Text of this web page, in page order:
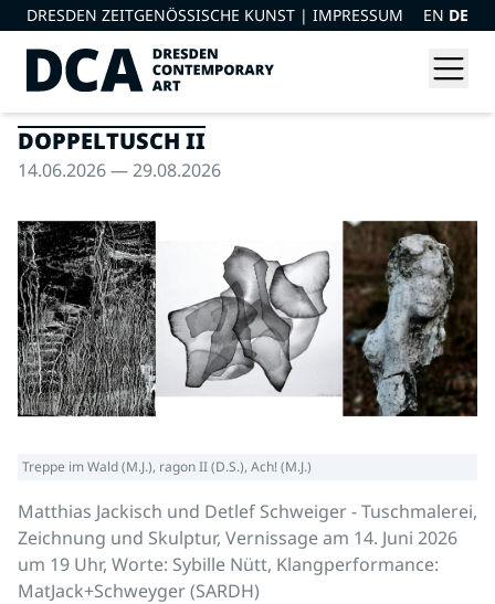
DRESDEN ZEITGENÖSSISCHE KUNST | IMPRESSUM EN DE
DOPPELTUSCH II
14.06.2026 — 29.08.2026
Treppe im Wald (M.J.), ragon II (D.S.), Ach! (M.J.)
Matthias Jackisch und Detlef Schweiger - Tuschmalerei,
Zeichnung und Skulptur, Vernissage am 14. Juni 2026
um 19 Uhr, Worte: Sybille Nütt, Klangperformance:
MatJack+Schweyger (SARDH)